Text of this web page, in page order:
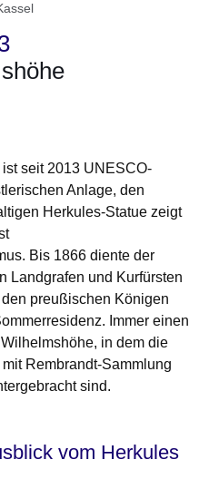
seit 2013 UNESCO-
Anlage, den
Herkules-Statue zeigt
Bis 1866 diente der
Landgrafen und Kurfürsten
preußischen Königen
Immer einen
in dem die
Rembrandt-Sammlung
sind.
vom Herkules